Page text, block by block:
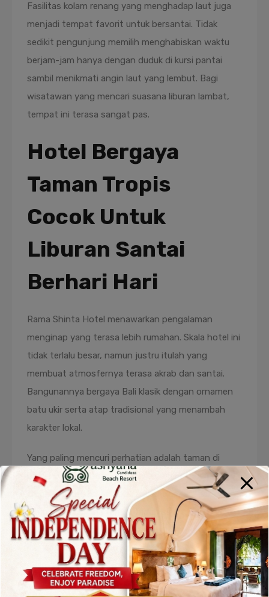
Fasilitas kolam renang yang menghadap laut juga
menjadi tempat favorit untuk bersantai. Tidak
sedikit pengunjung memilih menghabiskan waktu
berjam-jam hanya dengan duduk di kursi pantai
sambil menikmati angin laut yang lembut. Bagi
wisatawan yang mencari suasana liburan lambat,
tempat ini terasa sangat pas.
Hotel Bergaya
Taman Tropis
Cocok Untuk
Liburan Santai
Berhari Hari
Rama Shinta Hotel menawarkan pengalaman
menginap yang terasa lebih rumahan. Skala hotel ini
tidak terlalu besar, namun justru itulah yang
membuat atmosfernya terasa akrab dan santai.
Bangunannya bergaya Bali klasik dengan ornamen
batu ukir serta atap tradisional yang menambah
karakter lokal.
Yang paling mencuri perhatian adalah taman di
bagian tengah hotel. Area ini dipenuhi tanaman
tropis rimbun, kolam kecil, serta jalur setapak yang
membuat suasana terasa teduh sepanjang hari.
Banyak tamu mengaku betah duduk di teras kamar
sambil membaca buku atau sekadar menikmati
udara hangat Candidasa.